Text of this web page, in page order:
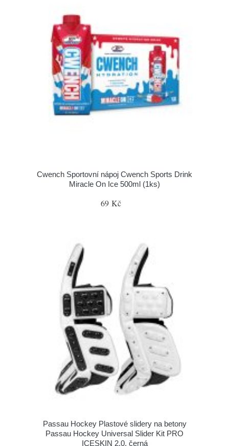
Cwench Sportovní nápoj Cwench Sports Drink
Miracle On Ice 500ml (1ks)
69 Kč
Passau Hockey Plastové slidery na betony
Passau Hockey Universal Slider Kit PRO
ICESKIN 2.0, černá